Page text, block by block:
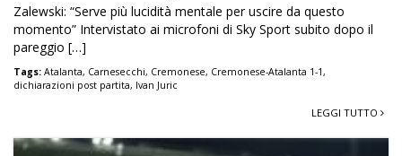
Zalewski: “Serve più lucidità mentale per uscire da questo
momento” Intervistato ai microfoni di Sky Sport subito dopo il
pareggio […]
Tags: Atalanta, Carnesecchi, Cremonese, Cremonese-Atalanta 1-1,
dichiarazioni post partita, Ivan Juric
LEGGI TUTTO